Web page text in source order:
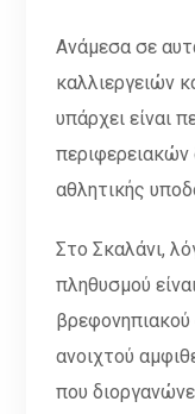
Ανάμεσα σε
καλλιεργειών
υπάρχει είναι
περιφερειακών
αθλητικής
Στο Σκαλάνι,
πληθυσμού
ανοιχτού
που